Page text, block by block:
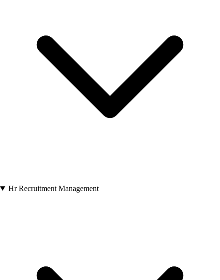
Hr Recruitment Management